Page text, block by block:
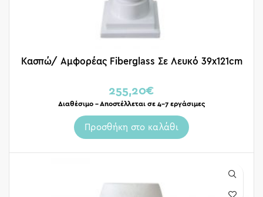
Κασπώ/ Αμφορέας Fiberglass Σε Λευκό 39x121cm
255,20€
Διαθέσιμο – Αποστέλλεται σε 4-7 εργάσιμες
Προσθήκη στο καλάθι